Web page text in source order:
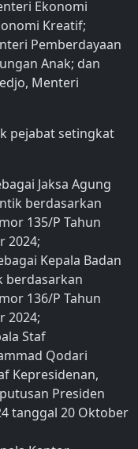
Ekonomi
Kreatif;
Pemberdayaan
Anak; dan
Menteri
pejabat setingkat
Jaksa Agung
berdasarkan
135/P Tahun
2024;
Kepala Badan
berdasarkan
136/P Tahun
2024;
Staf
Qodari
Kepresidenan,
Presiden
tanggal 20 Oktober